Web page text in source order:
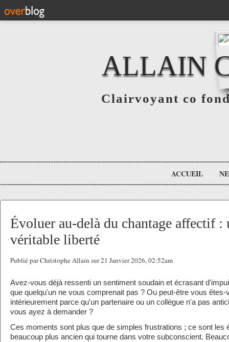
ALLAIN
Clairvoyant co
ACCUEIL
Évoluer au-delà du chantage affectif :
véritable liberté
Publié par Christophe Allain sur 21 Janvier 2026, 02:52am
Avez-vous déjà ressenti un sentiment soudain et écrasant
que quelqu'un ne vous comprenait pas ? Ou peut-être vous êtes-
intérieurement parce qu'un partenaire ou un collègue n'a pas
vous ayez à demander ?
Ces moments sont plus que de simples frustrations ; ce sont les
beaucoup plus ancien qui tourne dans votre subconscient.